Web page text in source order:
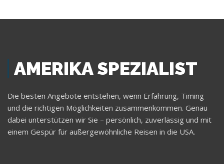
AMERIKA SPEZIALIST
Die besten Angebote entstehen, wenn Erfahrung, Timing
und die richtigen Möglichkeiten zusammenkommen. Genau
dabei unterstützen wir Sie – persönlich, zuverlässig und mit
einem Gespür für außergewöhnliche Reisen in die USA.